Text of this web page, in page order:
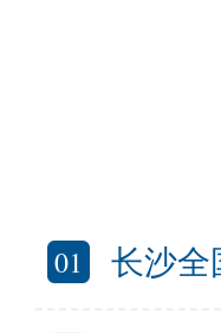
01 长沙全国